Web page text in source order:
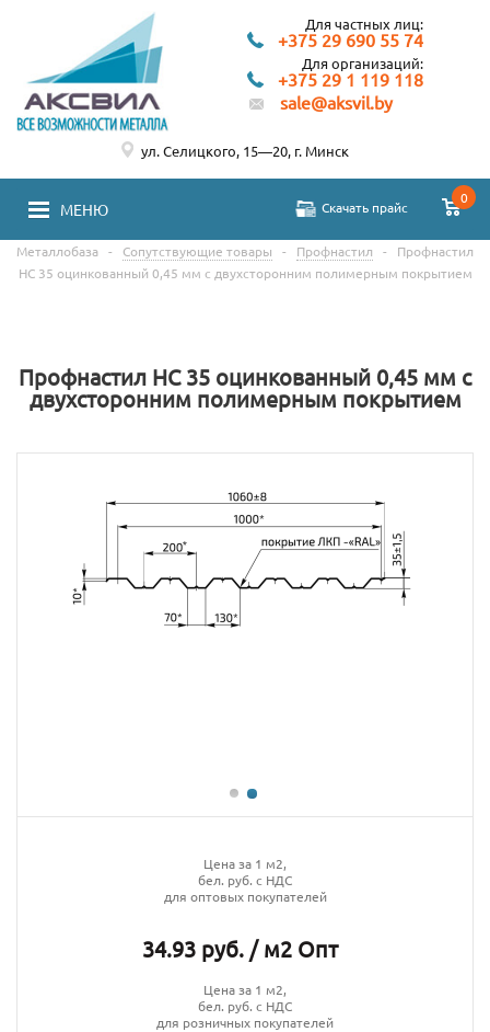
Для частных лиц:
+375 29 690 55 74
Для организаций:
+375 29 1 119 118
sale@aksvil.by
МЕНЮ Скачать прайс
0
ул. Селицкого, 15—20, г. Минск
Металлобаза - Сопутствующие товары - Профнастил -
Профнастил
НС 35 оцинкованный 0,45 мм с двухсторонним полимерным покрытием
Профнастил НС 35 оцинкованный 0,45 мм с
двухсторонним полимерным покрытием
Цена за 1 м2,
бел. руб. с НДС
для оптовых покупателей
34.93 руб. / м2 Опт
Цена за 1 м2,
бел. руб. с НДС
для розничных покупателей